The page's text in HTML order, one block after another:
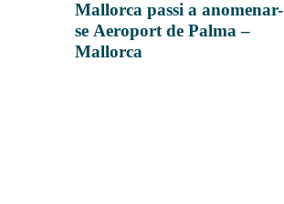
Mallorca passi a anomenar-
se Aeroport de Palma –
Mallorca